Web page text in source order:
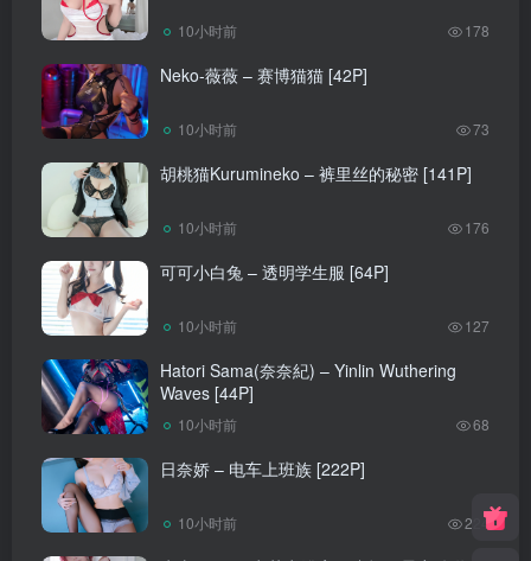
10小时前 178
Neko-薇薇 – 赛博猫猫 [42P]
10小时前 73
胡桃猫Kurumineko – 裤里丝的秘密 [141P]
10小时前 176
可可小白兔 – 透明学生服 [64P]
10小时前 127
Hatori Sama(奈奈紀) – Yinlin Wuthering
Waves [44P]
10小时前 68
日奈娇 – 电车上班族 [222P]
10小时前 224